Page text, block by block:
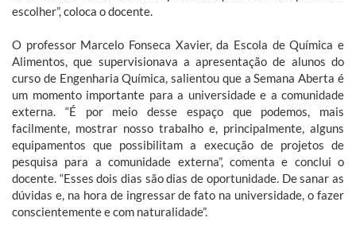
escolher”, coloca o docente.
O professor Marcelo Fonseca Xavier, da Escola de Química e
Alimentos, que supervisionava a apresentação de alunos do
curso de Engenharia Química, salientou que a Semana Aberta é
um momento importante para a universidade e a comunidade
externa. “É por meio desse espaço que podemos, mais
facilmente, mostrar nosso trabalho e, principalmente, alguns
equipamentos que possibilitam a execução de projetos de
pesquisa para a comunidade externa”, comenta e conclui o
docente. “Esses dois dias são dias de oportunidade. De sanar as
dúvidas e, na hora de ingressar de fato na universidade, o fazer
conscientemente e com naturalidade”.